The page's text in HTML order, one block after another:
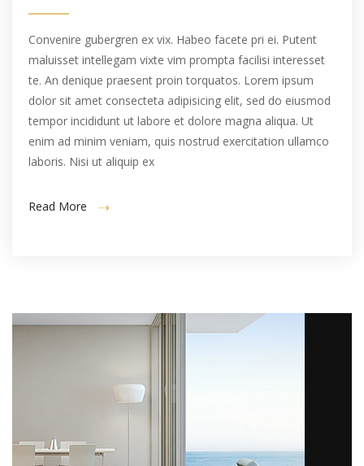
Convenire gubergren ex vix. Habeo facete pri ei. Putent
maluisset intellegam vixte vim prompta facilisi interesset
te. An denique praesent proin torquatos. Lorem ipsum
dolor sit amet consecteta adipisicing elit, sed do eiusmod
tempor incididunt ut labore et dolore magna aliqua. Ut
enim ad minim veniam, quis nostrud exercitation ullamco
laboris. Nisi ut aliquip ex
Read More